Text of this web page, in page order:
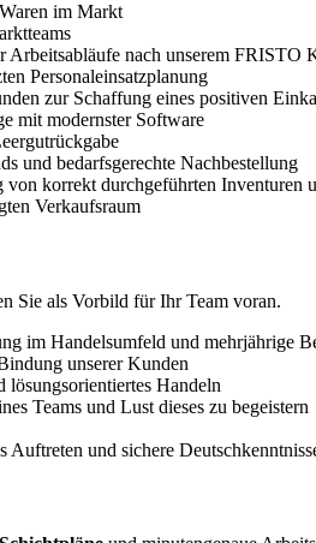
im Markt
Arbeitsabläufe nach unserem FRISTO
Personaleinsatzplanung
zur Schaffung eines positiven
mit modernster Software
und bedarfsgerechte Nachbestellung
korrekt durchgeführten Inventuren
Verkaufsraum
Sie als Vorbild für Ihr Team voran.
im Handelsumfeld und mehrjährige
unserer Kunden
lösungsorientiertes Handeln
Teams und Lust dieses zu begeistern
Auftreten und sichere